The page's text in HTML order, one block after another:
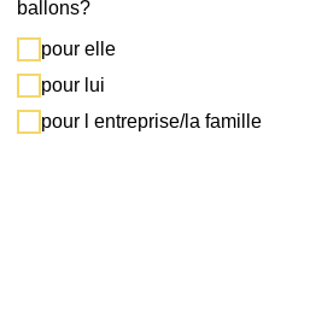
ballons?
pour elle
pour lui
pour l entreprise/la famille